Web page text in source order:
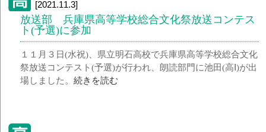
[2021.11.3]
放送部 兵庫県高等学校総合文化祭放送コンテス
ト(予選)に参加
１１月３日(水祝)、県立明石高校で兵庫県高等学校総合文化
祭放送コンテスト(予選)が行われ、朗読部門に池田(高Ⅰ)が出
場しました。続きを読む